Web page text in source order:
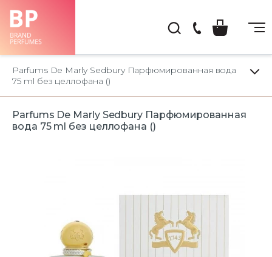
22
Parfums De Marly Sedbury Парфюмированная вода
75 ml без целлофана ()
Parfums De Marly Sedbury Парфюмированная
вода 75 ml без целлофана ()